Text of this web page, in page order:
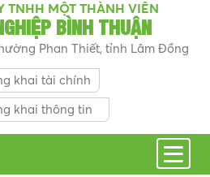
TNHH MỘT THÀNH VIÊN
BÌNH THUẬN
Phan Thiết, tỉnh Lâm Đồng
khai tài chính
khai thông tin